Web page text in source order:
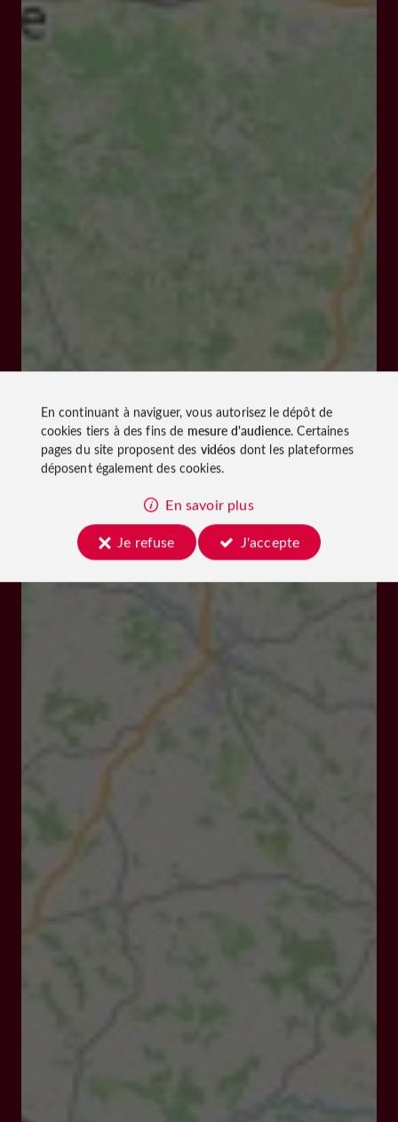
En continuant à naviguer, vous autorisez le dépôt de
cookies tiers à des fins de mesure d'audience. Certaines
pages du site proposent des vidéos dont les plateformes
déposent également des cookies.
En savoir plus
Je refuse
J'accepte